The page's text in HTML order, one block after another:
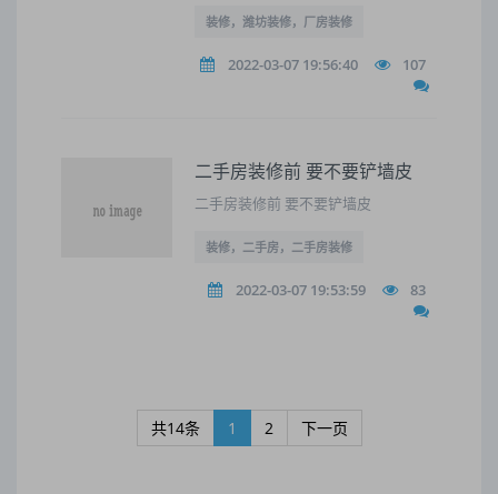
装修，潍坊装修，厂房装修
2022-03-07 19:56:40 107
二手房装修前 要不要铲墙皮
二手房装修前 要不要铲墙皮
装修，二手房，二手房装修
2022-03-07 19:53:59 83
共14条 1 2 下一页